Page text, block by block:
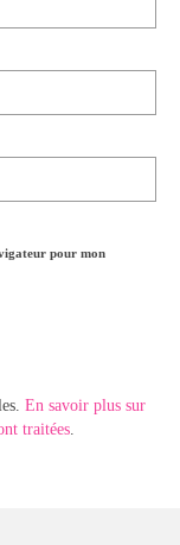
pour mon
En savoir plus sur
traitées.